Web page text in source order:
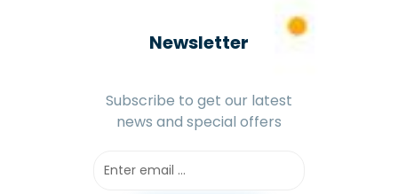
Newsletter
Subscribe to get our latest
news and special offers